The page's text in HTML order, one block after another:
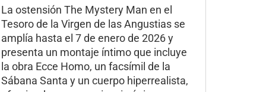
La ostensión The Mystery Man en el
Tesoro de la Virgen de las Angustias se
amplía hasta el 7 de enero de 2026 y
presenta un montaje íntimo que incluye
la obra Ecce Homo, un facsímil de la
Sábana Santa y un cuerpo hiperrealista,